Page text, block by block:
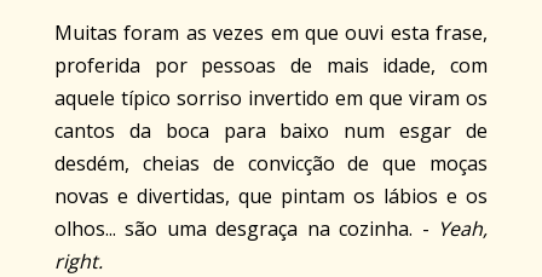
Muitas foram as vezes em que ouvi esta frase,
proferida por pessoas de mais idade, com
aquele típico sorriso invertido em que viram os
cantos da boca para baixo num esgar de
desdém, cheias de convicção de que moças
novas e divertidas, que pintam os lábios e os
olhos... são uma desgraça na cozinha. - Yeah,
right.